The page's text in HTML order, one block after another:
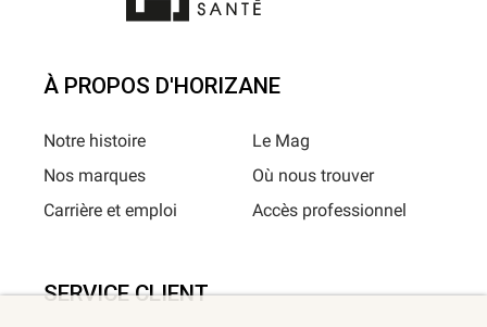
À PROPOS D'HORIZANE
Notre histoire
Nos marques
Carrière et emploi
Le Mag
Où nous trouver
Accès professionnel
SERVICE CLIENT